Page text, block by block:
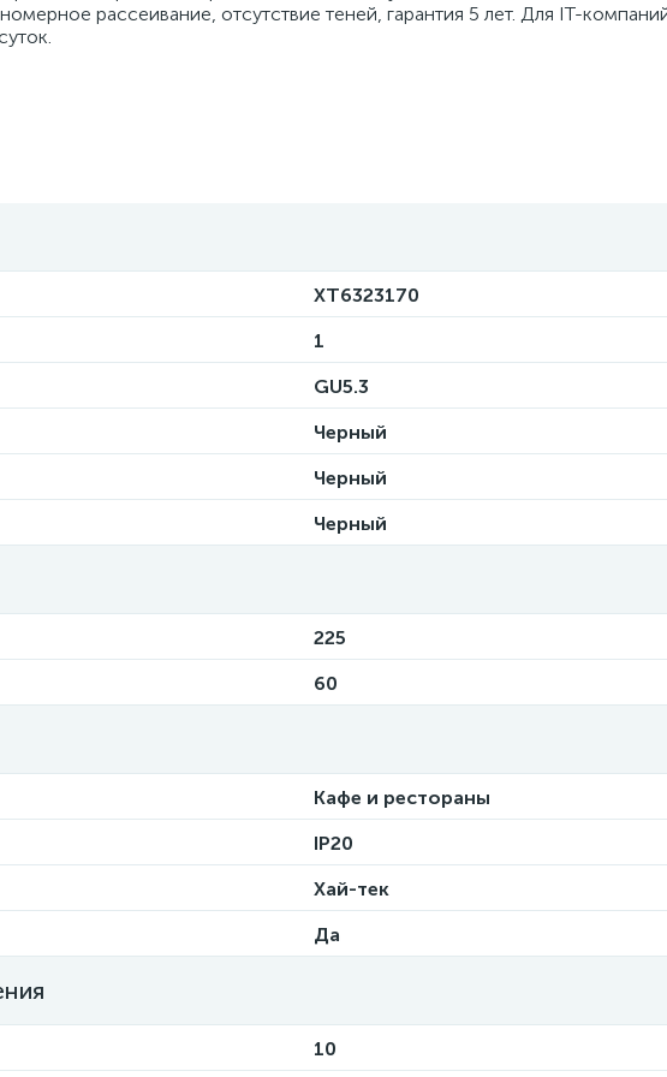
рассеивание, отсутствие теней, гарантия 5 лет. Для IT-
XT6323170
1
GU5.3
Черный
Черный
Черный
225
60
Кафе и рестораны
IP20
Хай-тек
Да
10